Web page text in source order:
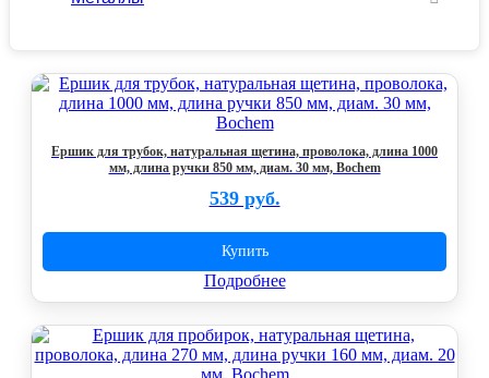
Ершик для трубок, натуральная щетина, проволока, длина 1000
мм, длина ручки 850 мм, диам. 30 мм, Bochem
539 руб.
Купить
Подробнее